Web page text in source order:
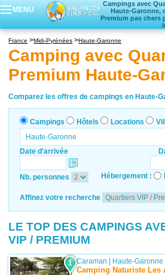
MENU
Campings avec
Haute-Garonne,
Premium pas chers
Campings
Hôtels
Locations
Villages
France Midi-Pyrénées Haute-Garonne
Camping avec
Premium Haute-
Comparez les offres de campings en Haute-
Campings Hôtels Locations
Date d'arrivée
Nb. personnes Hébergement :
Affinez votre recherche
LE TOP DES CAMPINGS
VIP / PREMIUM
1 Caraman | Haute-Garonne
Camping Naturiste Les